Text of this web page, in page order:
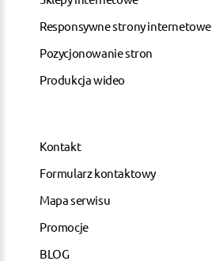
Responsywne strony internetowe
Pozycjonowanie stron
Produkcja wideo
Kontakt
Formularz kontaktowy
Mapa serwisu
Promocje
BLOG